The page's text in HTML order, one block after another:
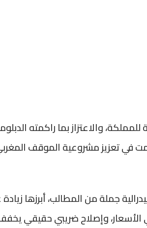
والاعتزاز بما راكمته
تعزيز مشروعية الموقف
جملة من المطالب، أبرزها
الأسعار، وإصلاح ضريبي حقيقي